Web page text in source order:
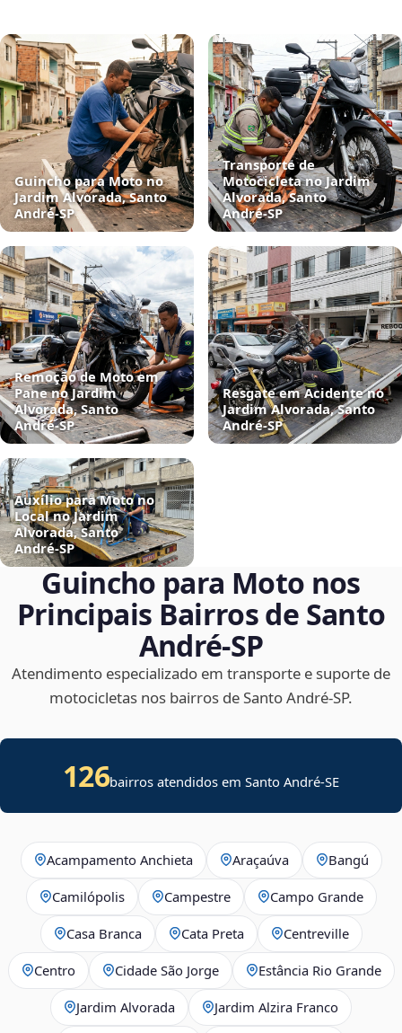
Guincho para Moto no
Jardim Alvorada, Santo
André‑SP
Transporte de
Motocicleta no Jardim
Alvorada, Santo
André‑SP
Remoção de Moto em
Pane no Jardim
Alvorada, Santo
André‑SP
Resgate em Acidente no
Jardim Alvorada, Santo
André‑SP
Auxílio para Moto no
Local no Jardim
Alvorada, Santo
André‑SP
Guincho para Moto nos
Principais Bairros de Santo
André‑SP
Atendimento especializado em transporte e suporte de
motocicletas nos bairros de Santo André‑SP.
126bairros atendidos emSanto André-SE
Acampamento Anchieta Araçaúva Bangú
Camilópolis Campestre Campo Grande
Casa Branca Cata Preta Centreville
Centro Cidade São Jorge Estância Rio Grande
Jardim Alvorada Jardim Alzira Franco